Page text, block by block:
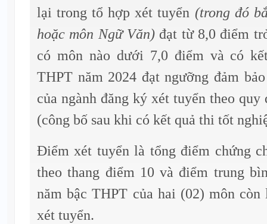
lại trong tổ hợp xét tuyển (trong đó
hoặc môn Ngữ Văn) đạt từ 8,0 điểm
có môn nào dưới 7,0 điểm và có
THPT năm 2024 đạt ngưỡng đảm
của ngành đăng ký xét tuyển theo
(công bố sau khi có kết quả thi tốt
Điểm xét tuyển là tổng điểm chứng
theo thang điểm 10 và điểm trung
năm bậc THPT của hai (02) môn
xét tuyển.